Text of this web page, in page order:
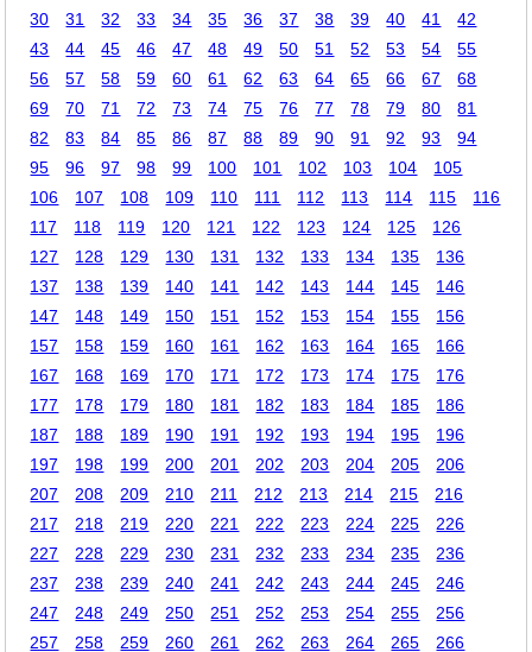
30
31 32 33 34 35 36 37 38 39 40 41
42
43
44 45 46 47 48 49 50 51 52 53 54
55
56
57 58 59 60 61 62 63 64 65 66 67
68
69
70 71 72 73 74 75 76 77 78 79 80
81
82
83 84 85 86 87 88 89 90 91 92 93
94
95
96 97 98 99 100 101 102 103 104
105
106
107 108 109 110 111 112 113 114 115
116
117
118 119 120 121 122 123 124 125
126
127
128 129 130 131 132 133 134 135
136
137
138 139 140 141 142 143 144 145
146
147
148 149 150 151 152 153 154 155
156
157
158 159 160 161 162 163 164 165
166
167
168 169 170 171 172 173 174 175
176
177
178 179 180 181 182 183 184 185
186
187
188 189 190 191 192 193 194 195
196
197
198 199 200 201 202 203 204 205
206
207
208 209 210 211 212 213 214 215
216
217
218 219 220 221 222 223 224 225
226
227
228 229 230 231 232 233 234 235
236
237
238 239 240 241 242 243 244 245
246
247
248 249 250 251 252 253 254 255
256
257
258 259 260 261 262 263 264 265 266